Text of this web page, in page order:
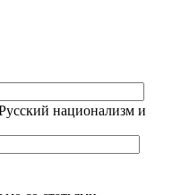
национализм и